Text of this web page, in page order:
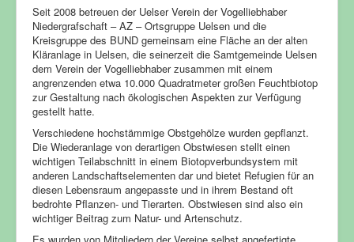
Seit 2008 betreuen der Uelser Verein der Vogelliebhaber
Niedergrafschaft – AZ – Ortsgruppe Uelsen und die
Kreisgruppe des BUND gemeinsam eine Fläche an der alten
Kläranlage in Uelsen, die seinerzeit die Samtgemeinde Uelsen
dem Verein der Vogelliebhaber zusammen mit einem
angrenzenden etwa 10.000 Quadratmeter großen Feuchtbiotop
zur Gestaltung nach ökologischen Aspekten zur Verfügung
gestellt hatte.
Verschiedene hochstämmige Obstgehölze wurden gepflanzt.
Die Wiederanlage von derartigen Obstwiesen stellt einen
wichtigen Teilabschnitt in einem Biotopverbundsystem mit
anderen Landschaftselementen dar und bietet Refugien für an
diesen Lebensraum angepasste und in ihrem Bestand oft
bedrohte Pflanzen- und Tierarten. Obstwiesen sind also ein
wichtiger Beitrag zum Natur- und Artenschutz.